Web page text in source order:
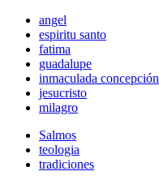
angel
espiritu santo
fatima
guadalupe
inmaculada concepción
jesucristo
milagro
Salmos
teologia
tradiciones